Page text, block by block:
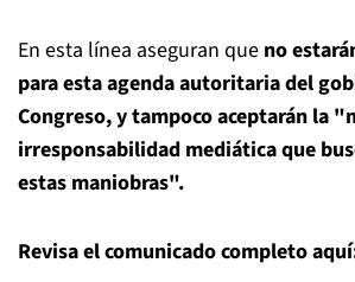
En esta línea aseguran que no
para esta agenda autoritaria del
Congreso, y tampoco aceptarán la
irresponsabilidad mediática que
estas maniobras".
Revisa el comunicado completo